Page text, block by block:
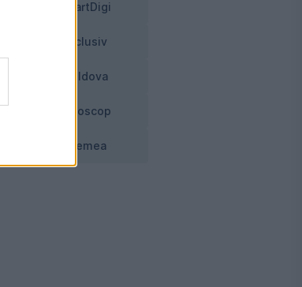
SmartDigi
Exclusiv
Moldova
Horoscop
Vremea